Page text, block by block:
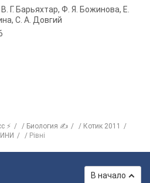
В. Г. Барьяхтар, Ф. Я. Божинова, Е.
С. А. Довгий
⚡ Биология ✍
Котик 2011
Рівні
В начало